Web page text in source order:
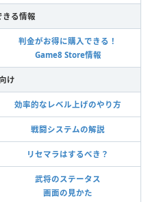
きる情報
判金がお得に購入できる！
Game8 Store情報
け
効率的なレベル上げのやり方
戦闘システムの解説
リセマラはするべき？
武将のステータス
画面の見かた